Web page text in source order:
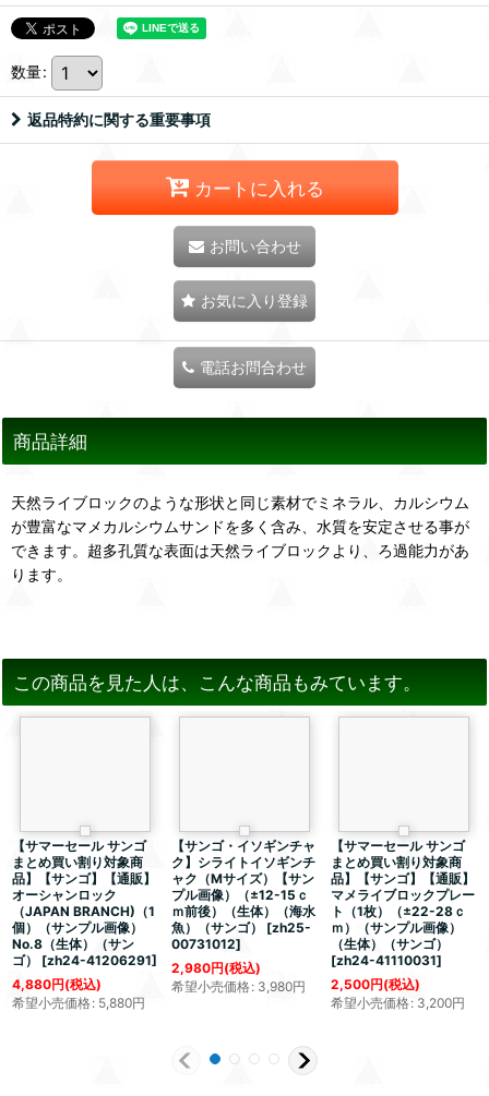
数量:
返品特約に関する重要事項
カートに入れる
お問い合わせ
お気に入り登録
電話お問合わせ
商品詳細
天然ライブロックのような形状と同じ素材でミネラル、カルシウム
が豊富なマメカルシウムサンドを多く含み、水質を安定させる事が
できます。超多孔質な表面は天然ライブロックより、ろ過能力があ
ります。
この商品を見た人は、こんな商品もみています。
【サマーセール サンゴ
まとめ買い割り対象商
品】【サンゴ】【通販】
オーシャンロック
（JAPAN BRANCH)（1
個）（サンプル画像）
No.8（生体）（サン
ゴ）
[zh24-41206291]
4,880円(税込)
希望小売価格: 5,880円
【サンゴ・イソギンチャ
ク】シライトイソギンチ
ャク（Mサイズ）【サン
プル画像）（±12-15ｃ
ｍ前後）（生体）（海水
魚）（サンゴ）
[zh25-
00731012]
2,980円(税込)
希望小売価格: 3,980円
【サマーセール サンゴ
まとめ買い割り対象商
品】【サンゴ】【通販】
マメライブロックプレー
ト（1枚）（±22-28ｃ
ｍ）（サンプル画像）
（生体）（サンゴ）
[zh24-41110031]
2,500円(税込)
希望小売価格: 3,200円